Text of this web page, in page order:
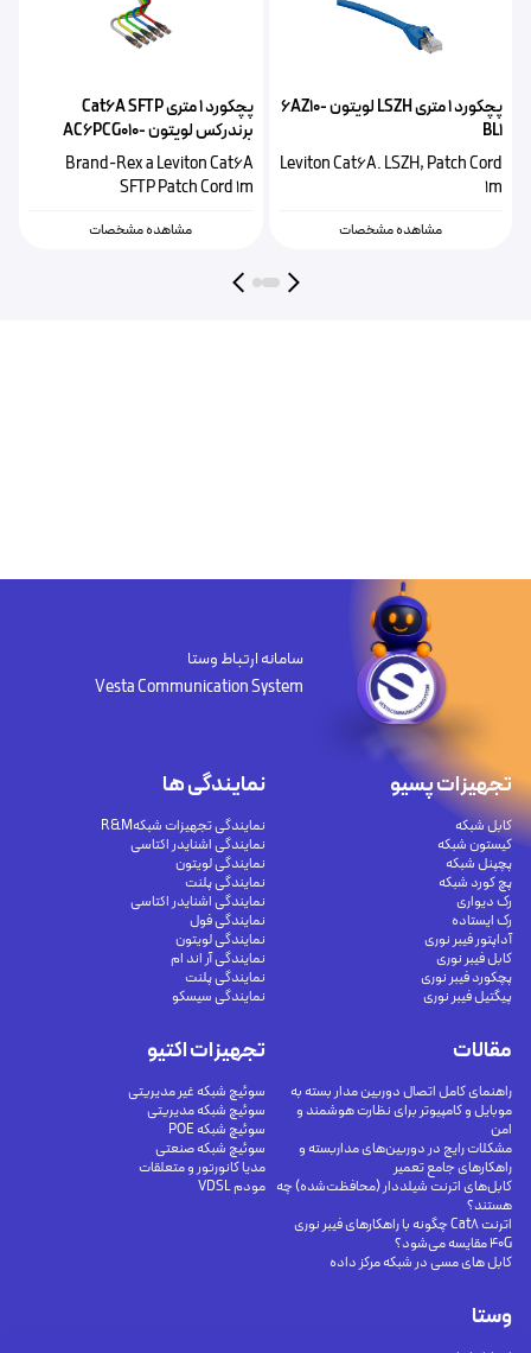
پچکورد ۱ متری LSZH لویتون 6AZ10-
BL1
Leviton Cat6A. LSZH, Patch Cord
1m
مشاهده مشخصات
پچکورد ۱ متری Cat6A SFTP
برندرکس لویتون AC6PCG010-
888HB
Brand-Rex a Leviton Cat6A
SFTP Patch Cord 1m
مشاهده مشخصات
سامانه ارتباط وستا
Vesta Communication System
وستا
تجهیزات پسیو
کابل شبکه
کیستون شبکه
پچپنل شبکه
پچ کورد شبکه
رک دیواری
رک ایستاده
آداپتور فیبر نوری
کابل فیبر نوری
پچکورد فیبر نوری
پیگتیل فیبر نوری
تجهیزات اکتیو
سوئیچ شبکه غیر مدیریتی
سوئیچ شبکه مدیریتی
سوئیچ شبکه POE
سوئیچ شبکه صنعتی
مدیا کانورتور و متعلقات
مودم VDSL
نمایندگی ها
نمایندگی تجهیزات شبکهR&M
نمایندگی اشنایدر اکتاسی
نمایندگی لویتون
نمایندگی پلنت
نمایندگی اشنایدر اکتاسی
نمایندگی فول
نمایندگی لویتون
نمایندگی آر اند ام
نمایندگی پلنت
نمایندگی سیسکو
مقالات
راهنمای کامل اتصال دوربین مدار بسته به
موبایل و کامپیوتر برای نظارت هوشمند و
امن
مشکلات رایج در دوربین‌های مداربسته و
راهکارهای جامع تعمیر
کابل‌های اترنت شیلددار (محافظت‌شده) چه
هستند؟
اترنت Cat8 چگونه با راهکارهای فیبر نوری
40G مقایسه می‌شود؟
کابل های مسی در شبکه مرکز داده